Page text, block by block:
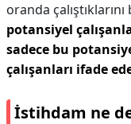
oranda
potansiyel
sadece bu
çalışanları ifade
İstihdam ne